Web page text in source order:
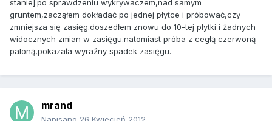
stanie].po sprawdzeniu wykrywaczem,nad samym
gruntem,zacząłem dokładać po jednej płytce i próbować,czy
zmniejsza się zasięg.doszedłem znowu do 10-tej płytki i żadnych
widocznych zmian w zasięgu.natomiast próba z cegłą czerwoną-
paloną,pokazała wyraźny spadek zasięgu.
mrand